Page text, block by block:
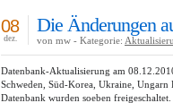
Die Änderungen
08
dez. von mw - Kategorie:
Datenbank-Aktualisierung am
Schweden, Süd-Korea, Ukraine,
Datenbank wurden soeben freigeschaltet.